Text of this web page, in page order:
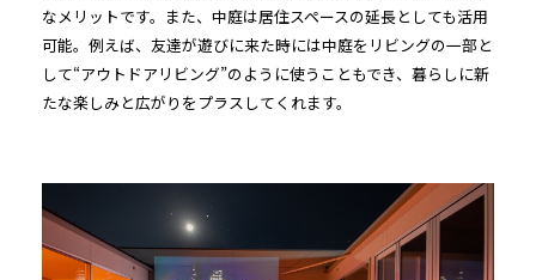
なメリットです。また、中庭は居住スペースの延長としても活用
可能。例えば、友達が遊びに来た時には中庭をリビングの一部と
して“アウトドアリビング”のように使うこともでき、暮らしに新
たな楽しみと広がりをプラスしてくれます。